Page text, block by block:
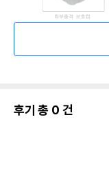
후기 총 0 건